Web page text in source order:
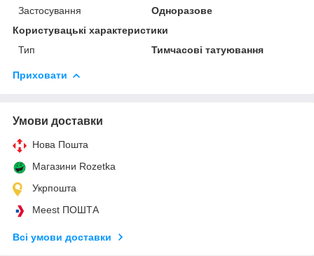
Застосування
Одноразове
Користувацькі характеристики
Тип
Тимчасові татуювання
Приховати
Умови доставки
Нова Пошта
Магазини Rozetka
Укрпошта
Meest ПОШТА
Всі умови доставки